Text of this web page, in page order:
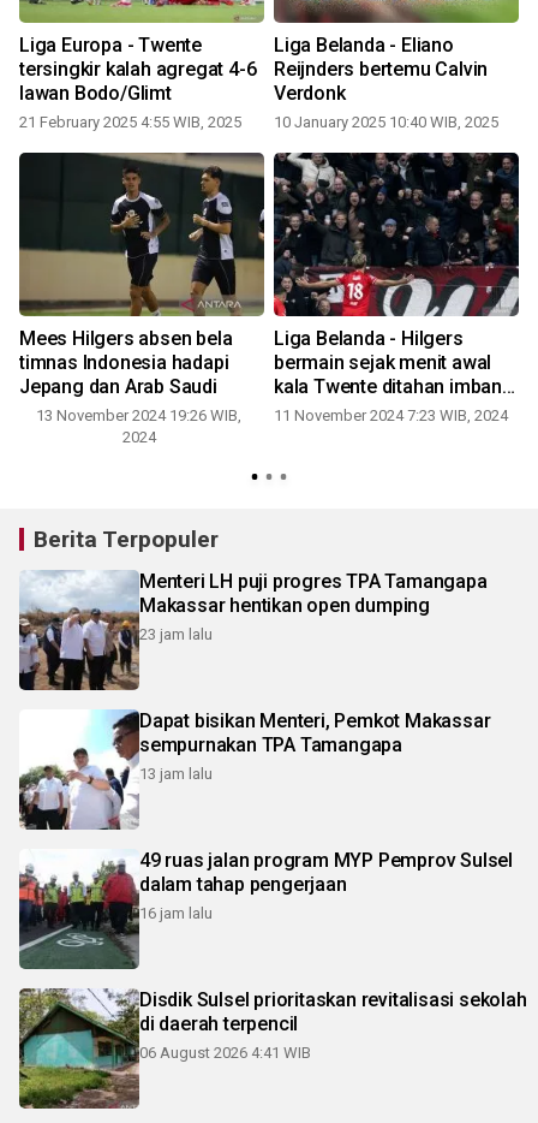
Liga Europa - Twente
tersingkir kalah agregat 4-6
lawan Bodo/Glimt
21 February 2025 4:55 WIB, 2025
Liga Belanda - Eliano
Reijnders bertemu Calvin
Verdonk
10 January 2025 10:40 WIB, 2025
Mees Hilgers absen bela
timnas Indonesia hadapi
Jepang dan Arab Saudi
13 November 2024 19:26 WIB,
2024
Liga Belanda - Hilgers
bermain sejak menit awal
kala Twente ditahan imbang
Ajax 2-2
11 November 2024 7:23 WIB, 2024
Berita Terpopuler
Menteri LH puji progres TPA Tamangapa
Makassar hentikan open dumping
23 jam lalu
Dapat bisikan Menteri, Pemkot Makassar
sempurnakan TPA Tamangapa
13 jam lalu
49 ruas jalan program MYP Pemprov Sulsel
dalam tahap pengerjaan
16 jam lalu
Disdik Sulsel prioritaskan revitalisasi sekolah
di daerah terpencil
06 August 2026 4:41 WIB